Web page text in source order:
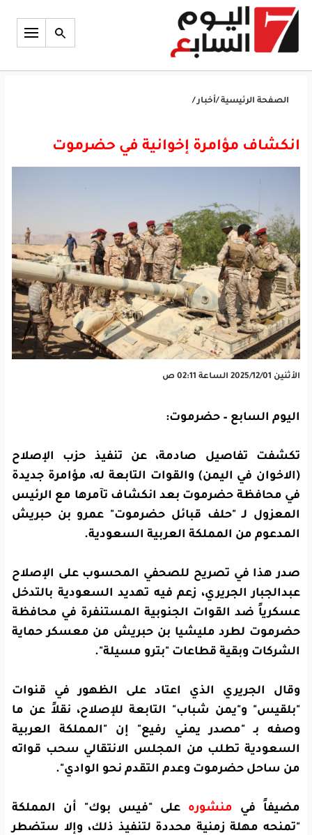
الصفحة الرئيسية /أخبار /
انكشاف مؤامرة إخوانية في حضرموت
الأثنين 2025/12/01 الساعة 02:11 ص
اليوم السابع – حضرموت:
تكشفت تفاصيل صادمة، عن تنفيذ حزب الإصلاح
(الاخوان في اليمن) والقوات التابعة له، مؤامرة جديدة
في محافظة حضرموت بعد انكشاف تآمرها مع الرئيس
المعزول لـ "حلف قبائل حضرموت" عمرو بن حبريش
المدعوم من المملكة العربية السعودية.
صدر هذا في تصريح للصحفي المحسوب على الإصلاح
عبدالجبار الجريري، زعم فيه تهديد السعودية بالتدخل
عسكرياً ضد القوات الجنوبية المستنفرة في محافظة
حضرموت لطرد مليشيا بن حبريش من معسكر حماية
الشركات وبقية قطاعات "بترو مسيلة".
وقال الجريري الذي اعتاد على الظهور في قنوات
"بلقيس" و"يمن شباب" التابعة للإصلاح، نقلاً عن ما
وصفه بـ "مصدر يمني رفيع" إن "المملكة العربية
السعودية تطلب من المجلس الانتقالي سحب قواته
من ساحل حضرموت وعدم التقدم نحو الوادي".
مضيفاً في منشوره على "فيس بوك" أن المملكة
"تمنحه مهلة زمنية محددة لتنفيذ ذلك، وإلا ستضطر